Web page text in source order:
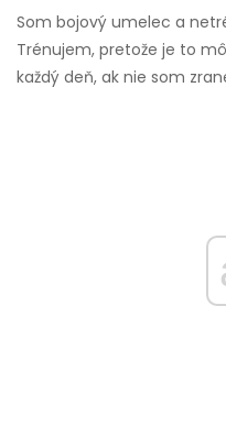
Som bojový umelec a
Trénujem, pretože je to
každý deň, ak nie som